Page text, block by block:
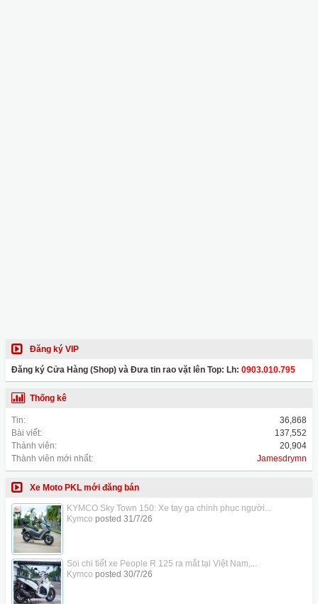
Đăng ký VIP
Đăng ký Cửa Hàng (Shop) và Đưa tin rao vặt lên Top: Lh: 0903.010.795
Thống kê
Tin:
36,868
Bài viết:
137,552
Thành viên:
20,904
Thành viên mới nhất:
Jamesdrymn
Xe Moto PKL mới đăng bán
KYMCO Sky Town 150: Xe tay ga chinh phục người...
Kymco posted 31/7/26
Soi chi tiết xe People R 125 ra mắt tại Việt Nam,...
Kymco posted 30/7/26